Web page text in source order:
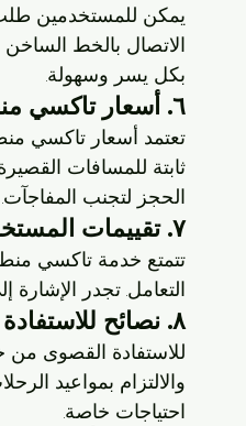
يمكن للمستخدمين
الاتصال بالخط
بكل يسر وسهولة.
٦. أسعار تاكسي منطقة الرابية
تعتمد أسعار تاكسي
ثابتة للمسافات
الحجز لتجنب المفاجآت.
٧. تقييمات المستخدمين عن تاكسي منطقة الرابية
تتمتع خدمة تاكسي
التعامل. تجدر الإشارة
٨. نصائح للاستفادة القصوى من تاكسي منطقة الرابية
للاستفادة القصوى من
والالتزام بمواعيد
احتياجات خاصة.